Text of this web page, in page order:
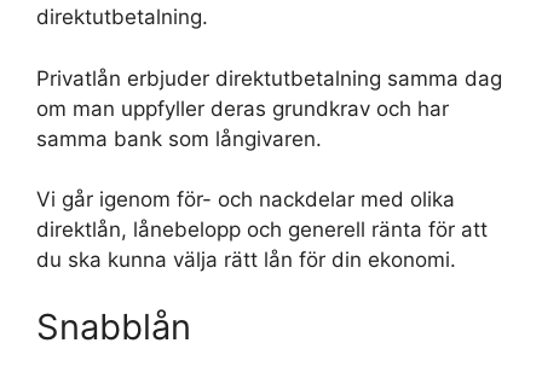
direktutbetalning.
Privatlån erbjuder direktutbetalning samma dag
om man uppfyller deras grundkrav och har
samma bank som långivaren.
Vi går igenom för- och nackdelar med olika
direktlån, lånebelopp och generell ränta för att
du ska kunna välja rätt lån för din ekonomi.
Snabblån